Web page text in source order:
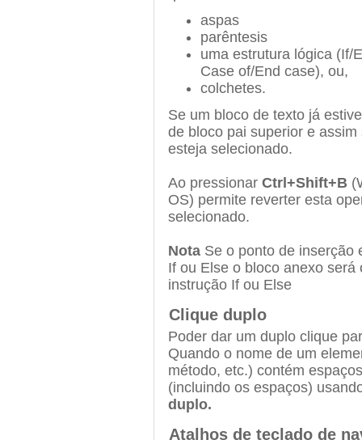
aspas
parêntesis
uma estrutura lógica (If/
Case of/End case), ou,
colchetes.
Se um bloco de texto já
de bloco pai superior e
esteja selecionado.
Ao pressionar Ctrl+Shift+B
OS) permite reverter esta
selecionado.
Nota Se o ponto de inserção
If ou Else o bloco anexo
instrução If ou Else
Clique duplo
Poder dar um duplo clique
Quando o nome de um
método, etc.) contém
(incluindo os espaços)
duplo.
Atalhos de teclado de